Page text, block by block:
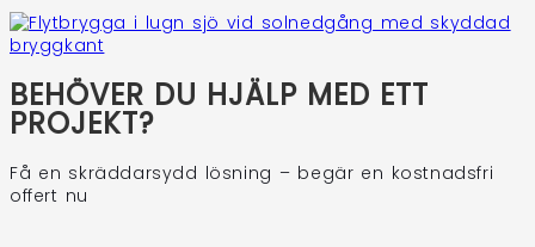
BEHÖVER DU HJÄLP MED ETT
PROJEKT?
Få en skräddarsydd lösning – begär en kostnadsfri
offert nu